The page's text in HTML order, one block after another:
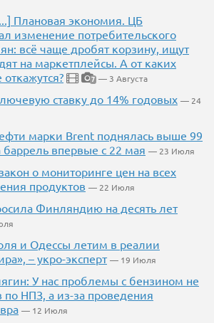
Плановая экономия. ЦБ
изменение потребительского
всё чаще дробят корзину, ищут
на маркетплейсы. А от каких
7 — 3 Августа
ставку до 14% годовых — 24
марки Brent поднялась выше 99
баррель впервые с 22 мая — 23 Июля
о мониторинге цен на всех
продуктов — 22 Июля
Финляндию на десять лет
и Одессы летим в реалии
– укро-эксперт — 19 Июля
У нас проблемы с бензином не
по НПЗ, а из-за проведения
— 12 Июля